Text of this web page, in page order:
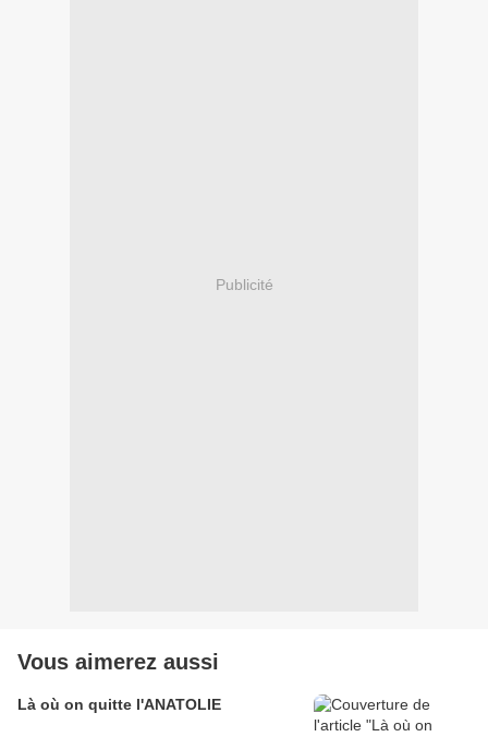
Publicité
Vous aimerez aussi
Là où on quitte l'ANATOLIE